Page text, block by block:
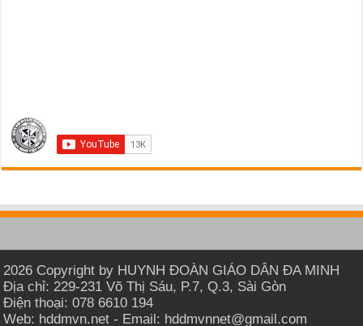
2026 Copyright by HUYNH ĐOÀN GIÁO DÂN ĐA MINH
Địa chỉ: 229-231 Võ Thị Sáu, P.7, Q.3, Sài Gòn
Điện thoại: 078 6610 194
Web: hddmvn.net - Email: hddmvnnet@gmail.com